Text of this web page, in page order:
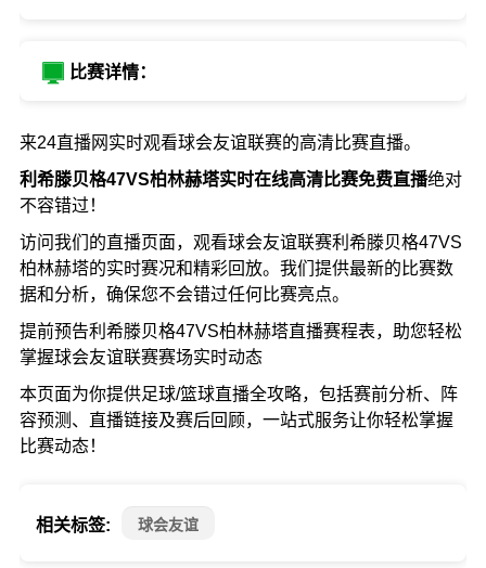
比赛详情：
来24直播网实时观看球会友谊联赛的高清比赛直播。
利希滕贝格47VS柏林赫塔实时在线高清比赛免费直播绝对
不容错过！
访问我们的直播页面，观看球会友谊联赛利希滕贝格47VS
柏林赫塔的实时赛况和精彩回放。我们提供最新的比赛数
据和分析，确保您不会错过任何比赛亮点。
提前预告利希滕贝格47VS柏林赫塔直播赛程表，助您轻松
掌握球会友谊联赛赛场实时动态
本页面为你提供足球/篮球直播全攻略，包括赛前分析、阵
容预测、直播链接及赛后回顾，一站式服务让你轻松掌握
比赛动态！
相关标签: 球会友谊